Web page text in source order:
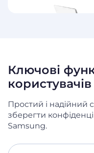
Ключові
Простий і надійний
зберегти
Samsung.